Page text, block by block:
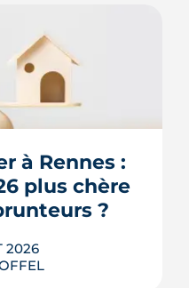
à Rennes :
plus chère
?
2026